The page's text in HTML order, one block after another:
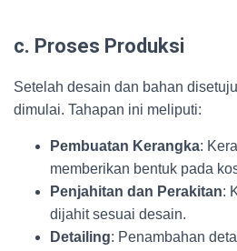
c. Proses Produksi
Setelah desain dan bahan
dimulai. Tahapan ini meliputi:
Pembuatan Kerangka:
memberikan bentuk pada
Penjahitan dan Perakitan:
dijahit sesuai desain.
Detailing: Penambahan